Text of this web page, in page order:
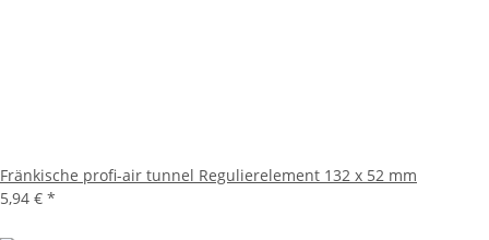
Fränkische profi-air tunnel Regulierelement 132 x 52 mm
5,94 € *